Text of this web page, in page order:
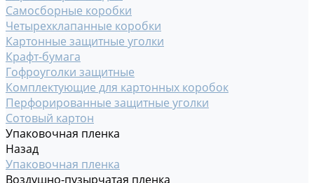
Самосборные коробки
Четырехклапанные коробки
Картонные защитные уголки
Крафт-бумага
Гофроуголки защитные
Комплектующие для картонных коробок
Перфорированные защитные уголки
Сотовый картон
Упаковочная пленка
Назад
Упаковочная пленка
Воздушно-пузырчатая пленка